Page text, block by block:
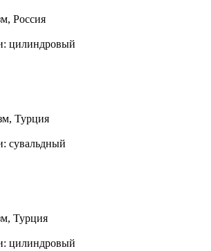
Россия
цилиндровый
Турция
сувальдный
Турция
цилиндровый